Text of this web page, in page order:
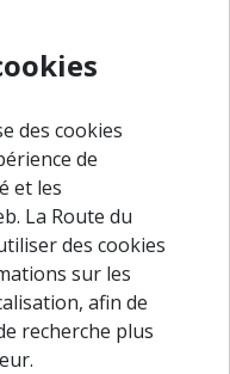
menées dans la
recueillie
des traces
région depuis le
remarquable
de
"castros"
des cookies
de
et les
La Route du
des cookies
sur les
afin de
recherche plus